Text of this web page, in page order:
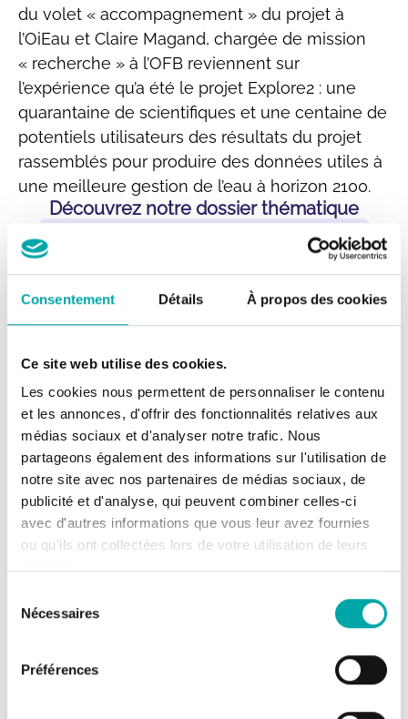
Consentement Détails À propos des cookies
Ce site web utilise des cookies.
Les cookies nous permettent de personnaliser le contenu
et les annonces, d'offrir des fonctionnalités relatives aux
médias sociaux et d'analyser notre trafic. Nous
partageons également des informations sur l'utilisation de
notre site avec nos partenaires de médias sociaux, de
publicité et d'analyse, qui peuvent combiner celles-ci
avec d'autres informations que vous leur avez fournies
ou qu'ils ont collectées lors de votre utilisation de leurs
Nécessaires
Préférences
du volet « accompagnement » du projet à
l’OiEau et Claire Magand, chargée de mission
« recherche » à l’OFB reviennent sur
l’expérience qu’a été le projet Explore2 : une
quarantaine de scientifiques et une centaine de
potentiels utilisateurs des résultats du projet
rassemblés pour produire des données utiles à
une meilleure gestion de l’eau à horizon 2100.
Découvrez notre dossier thématique
Dossier thématique
Le projet Explore2, des projections
hydrologiques pour adapter la gestion
de la ressource en eau
et 2024, ambitionnait de décrire le